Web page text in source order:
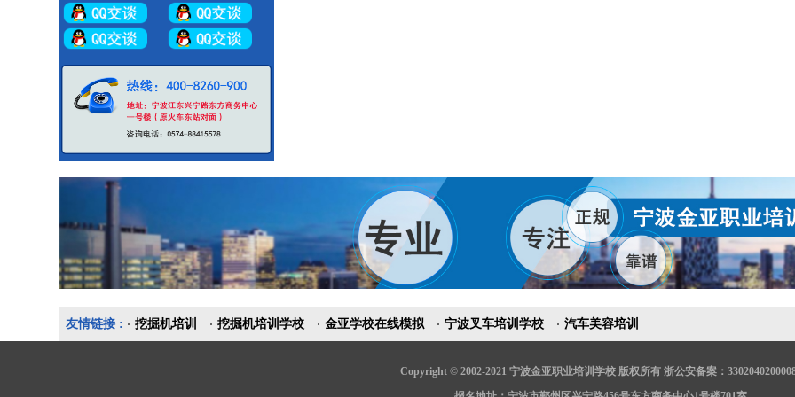
友情链接 : 挖掘机培训 挖掘机培训学校 金亚学校在线模拟 宁波叉车培训学校 汽车美容培训
Copyright © 2002-2021 宁波金亚职业培训学校 版权所有 浙公安备案：